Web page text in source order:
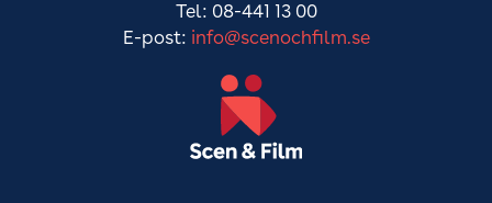
Tel: 08-441 13 00
E-post: info@scenochfilm.se